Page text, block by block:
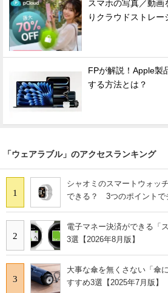
スマホの写真／動画
りクラウドストレー
FPが解説！Apple製
する方法とは？
「ウェアラブル」のアクセスランキング
1
シャオミのスマートウォッ
できる？ 3つのポイントで
2
電子マネー決済ができる「
3選【2026年8月版】
3
大事な傘を無くさない「傘
すすめ3選【2025年7月版】